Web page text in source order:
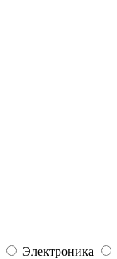
Электроника